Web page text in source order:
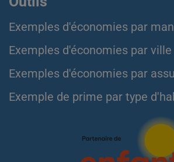
Exemples d'économies par
Exemples d'économies par ville
Exemples d'économies par
Exemple de prime par type